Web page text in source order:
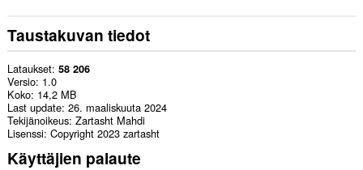
Taustakuvan tiedot
Lataukset 58 206
Versio 1.0
Koko 14,2 MB
Last update 26. maaliskuuta 2024
Tekijänoikeus Zartasht Mahdi
Lisenssi Copyright 2023 zartasht
Käyttäjien palaute